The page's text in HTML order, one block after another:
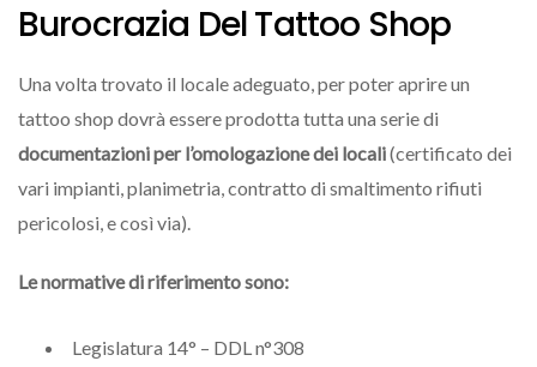
Burocrazia Del Tattoo Shop
Una volta trovato il locale adeguato, per poter aprire un
tattoo shop dovrà essere prodotta tutta una serie di
documentazioni per l’omologazione dei locali(certificato dei
vari impianti, planimetria, contratto di smaltimento rifiuti
pericolosi, e così via).
Le normative di riferimento sono:
Legislatura 14° – DDL n°308